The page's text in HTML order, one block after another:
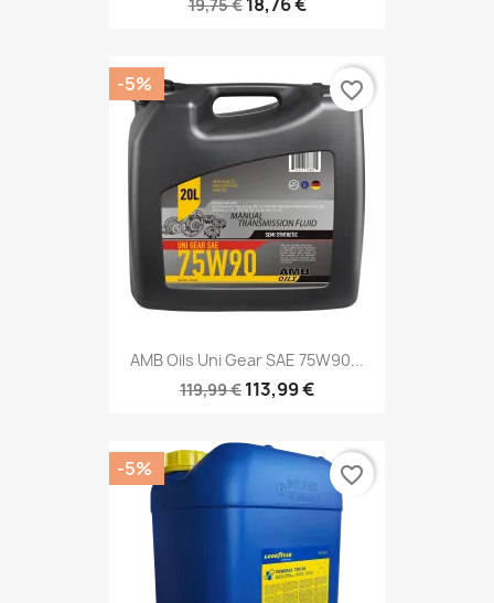
19,75 €
AMB Oils Uni Gear SAE 75W90...
119,99 € 113,99 €
-5% favorite_border
-5% favorite_border